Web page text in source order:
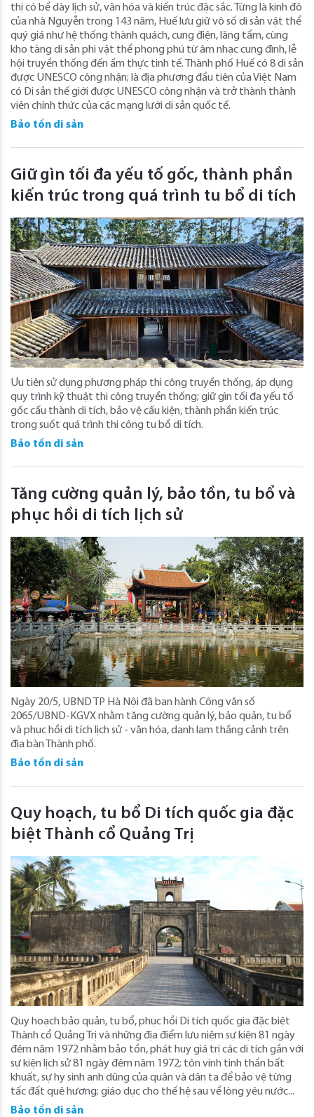
thị có bề dày lịch sử, văn hóa và kiến trúc đặc sắc. Từng là kinh đô
của nhà Nguyễn trong 143 năm, Huế lưu giữ vô số di sản vật thể
quý giá như hệ thống thành quách, cung điện, lăng tẩm, cùng
kho tàng di sản phi vật thể phong phú từ âm nhạc cung đình, lễ
hội truyền thống đến ẩm thực tinh tế. Thành phố Huế có 8 di sản
được UNESCO công nhận; là địa phương đầu tiên của Việt Nam
có Di sản thế giới được UNESCO công nhận và trở thành thành
viên chính thức của các mạng lưới di sản quốc tế.
Bảo tồn di sản
Giữ gìn tối đa yếu tố gốc, thành phần
kiến trúc trong quá trình tu bổ di tích
Ưu tiên sử dụng phương pháp thi công truyền thống, áp dụng
quy trình kỹ thuật thi công truyền thống; giữ gìn tối đa yếu tố
gốc cấu thành di tích, bảo vệ cấu kiện, thành phần kiến trúc
trong suốt quá trình thi công tu bổ di tích.
Bảo tồn di sản
Tăng cường quản lý, bảo tồn, tu bổ và
phục hồi di tích lịch sử
Ngày 20/5, UBND TP Hà Nội đã ban hành Công văn số
2065/UBND-KGVX nhằm tăng cường quản lý, bảo quản, tu bổ
và phục hồi di tích lịch sử - văn hóa, danh lam thắng cảnh trên
địa bàn Thành phố.
Bảo tồn di sản
Quy hoạch, tu bổ Di tích quốc gia đặc
biệt Thành cổ Quảng Trị
Quy hoạch bảo quản, tu bổ, phục hồi Di tích quốc gia đặc biệt
Thành cổ Quảng Trị và những địa điểm lưu niệm sự kiện 81 ngày
đêm năm 1972 nhằm bảo tồn, phát huy giá trị các di tích gắn với
sự kiện lịch sử 81 ngày đêm năm 1972; tôn vinh tinh thần bất
khuất, sự hy sinh anh dũng của quân và dân ta để bảo vệ từng
tấc đất quê hương; giáo dục cho thế hệ sau về lòng yêu nước...
Bảo tồn di sản